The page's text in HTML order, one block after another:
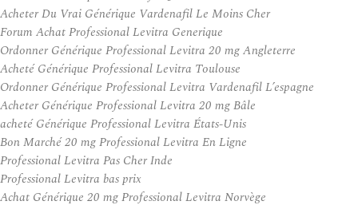
Acheter Du Vrai Générique Vardenafil Le Moins Cher
Forum Achat Professional Levitra Generique
Ordonner Générique Professional Levitra 20 mg Angleterre
Acheté Générique Professional Levitra Toulouse
Ordonner Générique Professional Levitra Vardenafil L’espagne
Acheter Générique Professional Levitra 20 mg Bâle
acheté Générique Professional Levitra États-Unis
Bon Marché 20 mg Professional Levitra En Ligne
Professional Levitra Pas Cher Inde
Professional Levitra bas prix
Achat Générique 20 mg Professional Levitra Norvège